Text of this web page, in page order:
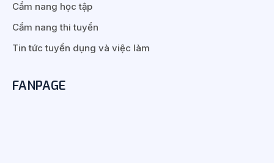
Cẩm nang học tập
Cẩm nang thi tuyển
Tin tức tuyển dụng và việc làm
FANPAGE